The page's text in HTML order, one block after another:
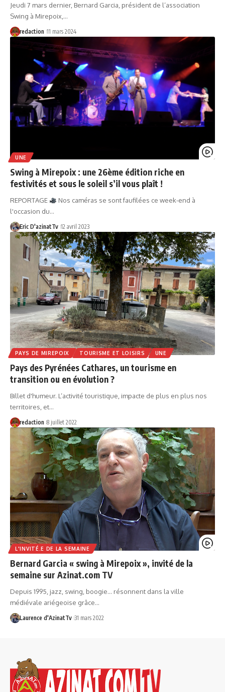
Jeudi 7 mars dernier, Bernard Garcia, président de l’association
Swing à Mirepoix,…
redaction 11 mars 2024
UNE
Swing à Mirepoix : une 26ème édition riche en
festivités et sous le soleil s’il vous plaît !
REPORTAGE
Nos caméras se sont faufilées ce week-end à
l'occasion du…
Eric D'azinatTv 12 avril 2023
PAYS DE MIREPOIX TOURISME ET LOISIRS UNE
Pays des Pyrénées Cathares, un tourisme en
transition ou en évolution ?
Billet d'humeur. L’activité touristique, impacte de plus en plus nos
territoires, et…
redaction 8 juillet 2022
L'INVITÉ.E DE LA SEMAINE
Bernard Garcia « swing à Mirepoix », invité de la
semaine sur Azinat.com TV
Depuis 1995, jazz, swing, boogie… résonnent dans la ville
médiévale ariégeoise grâce…
Laurence d'AzinatTv 31 mars 2022